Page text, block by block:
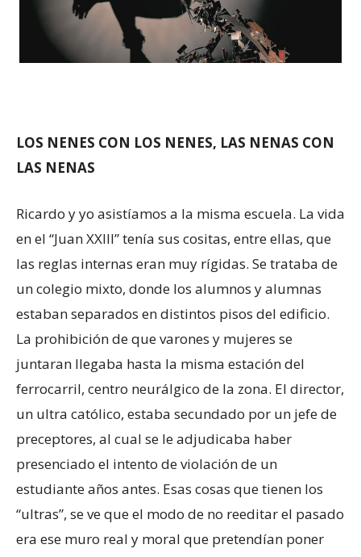
LOS NENES CON LOS NENES, LAS NENAS CON
LAS NENAS
Ricardo y yo asistíamos a la misma escuela. La vida
en el “Juan XXIII” tenía sus cositas, entre ellas, que
las reglas internas eran muy rígidas. Se trataba de
un colegio mixto, donde los alumnos y alumnas
estaban separados en distintos pisos del edificio.
La prohibición de que varones y mujeres se
juntaran llegaba hasta la misma estación del
ferrocarril, centro neurálgico de la zona. El director,
un ultra católico, estaba secundado por un jefe de
preceptores, al cual se le adjudicaba haber
presenciado el intento de violación de un
estudiante años antes. Esas cosas que tienen los
“ultras”, se ve que el modo de no reeditar el pasado
era ese muro real y moral que pretendían poner